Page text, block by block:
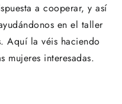
a cooperar, y así
en el taller
Aquí la véis haciendo
mujeres interesadas.